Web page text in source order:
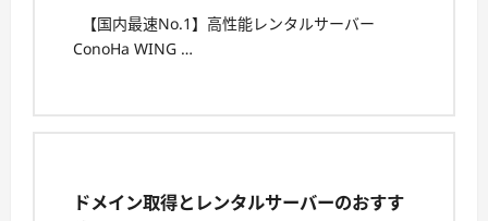
【国内最速No.1】高性能レンタルサーバー
ConoHa WING …
ドメイン取得とレンタルサーバーのおすす